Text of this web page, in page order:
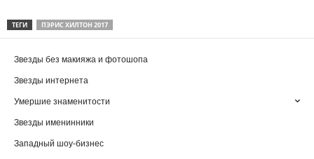
ТЕГИ ПЭРИС ХИЛТОН 2017
Звезды без макияжа и фотошопа
Звезды интернета
Умершие знаменитости
Звезды именинники
Западный шоу-бизнес